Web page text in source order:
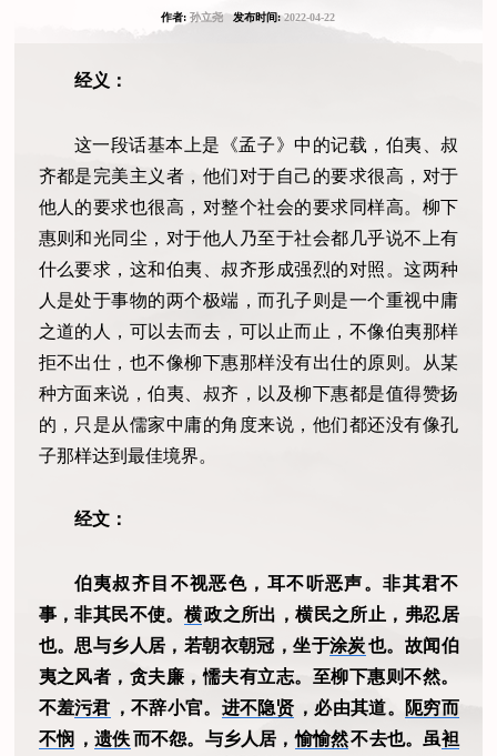
作者:孙立尧发布时间:2022-04-22
经义：
这一段话基本上是《孟子》中的记载，伯夷、叔
齐都是完美主义者，他们对于自己的要求很高，对于
他人的要求也很高，对整个社会的要求同样高。柳下
惠则和光同尘，对于他人乃至于社会都几乎说不上有
什么要求，这和伯夷、叔齐形成强烈的对照。这两种
人是处于事物的两个极端，而孔子则是一个重视中庸
之道的人，可以去而去，可以止而止，不像伯夷那样
拒不出仕，也不像柳下惠那样没有出仕的原则。从某
种方面来说，伯夷、叔齐，以及柳下惠都是值得赞扬
的，只是从儒家中庸的角度来说，他们都还没有像孔
子那样达到最佳境界。
经文：
伯夷叔齐目不视恶色，耳不听恶声。非其君不
事，非其民不使。 横政之所出，横民之所止，弗忍居
也。思与乡人居，若朝衣朝冠，坐于涂炭也。故闻伯
夷之风者，贪夫廉，懦夫有立志。至柳下惠则不然。
不羞污君 ，不辞小官。 进不隐贤 ，必由其道。
阨穷而
不悯
，遗佚而不怨。与乡人居，愉愉然不去也。虽袒